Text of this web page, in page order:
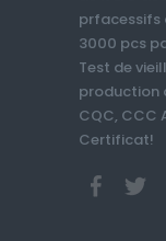
prfacessifs
3000 pcs
Test de
production
CQC, CCC
Certificat!